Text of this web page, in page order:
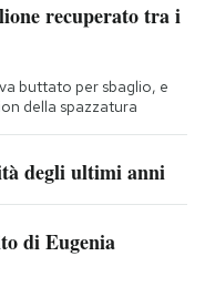
recuperato tra i
buttato per sbaglio, e
della spazzatura
degli ultimi anni
di Eugenia